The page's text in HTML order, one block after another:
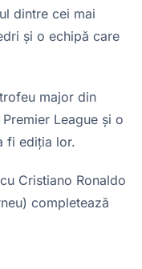
dintre cei mai
și o echipă care
major din
League și o
fi ediția lor.
Cristiano Ronaldo
completează